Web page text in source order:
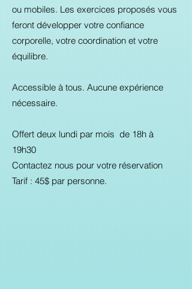
ou mobiles. Les exercices proposés vous
feront développer votre confiance
corporelle, votre coordination et votre
équilibre.
Accessible à tous. Aucune expérience
nécessaire.
Offert deux lundi par mois de 18h à
19h30
Contactez nous pour votre réservation
Tarif : 45$ par personne.